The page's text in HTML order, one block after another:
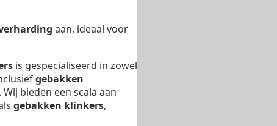
aan, ideaal voor
is gespecialiseerd in zowel
gebakken
. Wij bieden een scala aan
gebakken klinkers,